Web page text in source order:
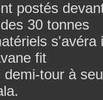
postés
30 tonnes
s'avéra
fit
demi-tour à